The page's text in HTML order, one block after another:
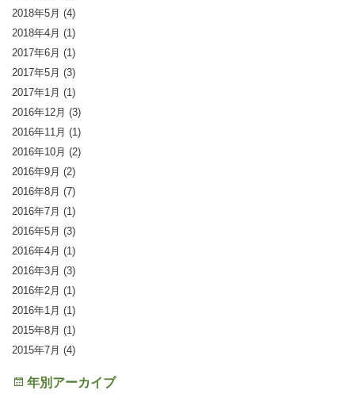
2018年5月 (4)
2018年4月 (1)
2017年6月 (1)
2017年5月 (3)
2017年1月 (1)
2016年12月 (3)
2016年11月 (1)
2016年10月 (2)
2016年9月 (2)
2016年8月 (7)
2016年7月 (1)
2016年5月 (3)
2016年4月 (1)
2016年3月 (3)
2016年2月 (1)
2016年1月 (1)
2015年8月 (1)
2015年7月 (4)
年別アーカイブ